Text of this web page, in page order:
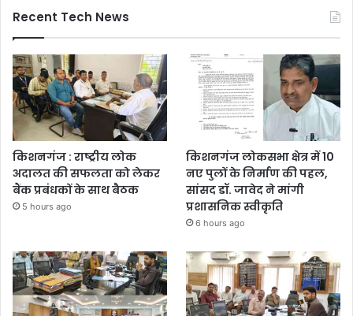
Recent Tech News
किशनगंज : राष्ट्रीय लोक
अदालत की सफलता को लेकर
बैंक प्रबंधकों के साथ बैठक
5 hours ago
किशनगंज लोकसभा क्षेत्र में 10
नए पुलों के निर्माण की पहल,
सांसद डॉ. जावेद ने मांगी
प्रशासनिक स्वीकृति
6 hours ago